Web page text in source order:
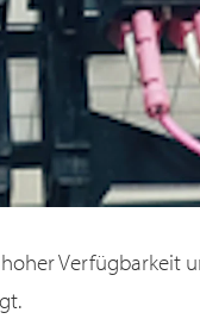
Verfügbarkeit